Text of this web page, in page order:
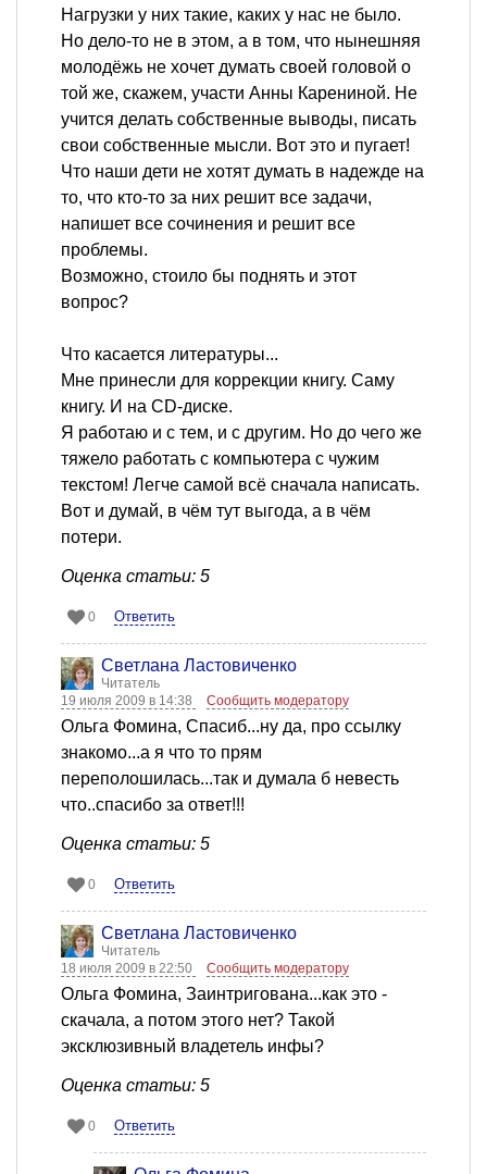
Нагрузки у них такие, каких у нас не было.
Но дело-то не в этом, а в том, что нынешняя
молодёжь не хочет думать своей головой о
той же, скажем, участи Анны Карениной. Не
учится делать собственные выводы, писать
свои собственные мысли. Вот это и пугает!
Что наши дети не хотят думать в надежде на
то, что кто-то за них решит все задачи,
напишет все сочинения и решит все
проблемы.
Возможно, стоило бы поднять и этот
вопрос?
Что касается литературы...
Мне принесли для коррекции книгу. Саму
книгу. И на CD-диске.
Я работаю и с тем, и с другим. Но до чего же
тяжело работать с компьютера с чужим
текстом! Легче самой всё сначала написать.
Вот и думай, в чём тут выгода, а в чём
потери.
Оценка статьи: 5
0 Ответить
Светлана Ластовиченко
Читатель
19 июля 2009 в 14:38
Сообщить модератору
Ольга Фомина, Спасиб...ну да, про ссылку
знакомо...а я что то прям
переполошилась...так и думала б невесть
что..спасибо за ответ!!!
Оценка статьи: 5
0 Ответить
Светлана Ластовиченко
Читатель
18 июля 2009 в 22:50
Сообщить модератору
Ольга Фомина, Заинтригована...как это -
скачала, а потом этого нет? Такой
эксклюзивный владетель инфы?
Оценка статьи: 5
0 Ответить